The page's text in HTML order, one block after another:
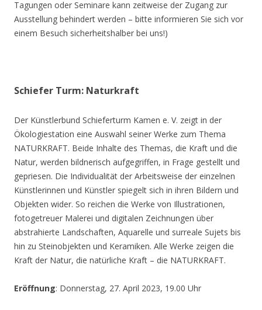
Tagungen oder Seminare kann zeitweise der Zugang zur
Ausstellung behindert werden – bitte informieren Sie sich vor
einem Besuch sicherheitshalber bei uns!)
Schiefer Turm: Naturkraft
Der Künstlerbund Schieferturm Kamen e. V. zeigt in der
Ökologiestation eine Auswahl seiner Werke zum Thema
NATURKRAFT. Beide Inhalte des Themas, die Kraft und die
Natur, werden bildnerisch aufgegriffen, in Frage gestellt und
gepriesen. Die Individualität der Arbeitsweise der einzelnen
Künstlerinnen und Künstler spiegelt sich in ihren Bildern und
Objekten wider. So reichen die Werke von Illustrationen,
fotogetreuer Malerei und digitalen Zeichnungen über
abstrahierte Landschaften, Aquarelle und surreale Sujets bis
hin zu Steinobjekten und Keramiken. Alle Werke zeigen die
Kraft der Natur, die natürliche Kraft – die NATURKRAFT.
Eröffnung: Donnerstag, 27. April 2023, 19.00 Uhr